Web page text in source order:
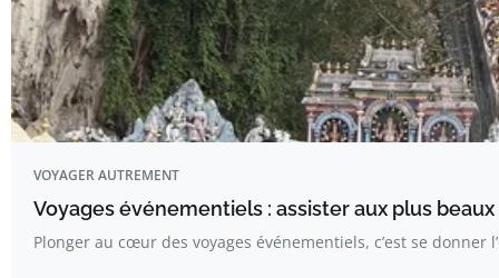
VOYAGER AUTREMENT
Voyages événementiels : assister aux plus
Plonger au cœur des voyages événementiels, c’est se donner